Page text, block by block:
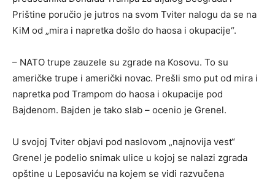
Prištine poručio je jutros na svom Tviter nalogu da se na
KiM od „mira i napretka došlo do haosa i okupacije“.
– NATO trupe zauzele su zgrade na Kosovu. To su
američke trupe i američki novac. Prešli smo put od mira i
napretka pod Trampom do haosa i okupacije pod
Bajdenom. Bajden je tako slab – ocenio je Grenel.
U svojoj Tviter objavi pod naslovom „najnovija vest“
Grenel je podelio snimak ulice u kojoj se nalazi zgrada
opštine u Leposaviću na kojem se vidi razvučena